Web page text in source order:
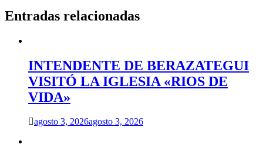
Entradas relacionadas
INTENDENTE DE BERAZATEGUI
VISITÓ LA IGLESIA «RIOS DE
VIDA»
agosto 3, 2026agosto 3, 2026